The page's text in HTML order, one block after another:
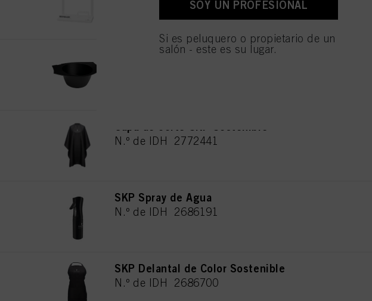
SKP Bol de Color Sostenible
N.º de IDH 2772441
SKP Spray de Agua
N.º de IDH 2686191
SKP Delantal de Color Sostenible
N.º de IDH 2686700
SOY UN PROFESIONAL
Si es peluquero o propietario de un
salón - este es su lugar.
personales para todos los fines antes mencionados. Si